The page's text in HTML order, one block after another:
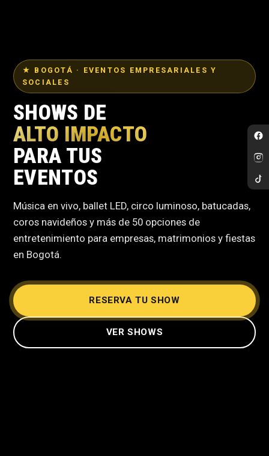
★ BOGOTÁ · EVENTOS EMPRESARIALES Y
SOCIALES
SHOWS DE
ALTO IMPACTO
PARA TUS
EVENTOS
Música en vivo, ballet LED, circo luminoso, batucadas,
coros navideños y más de 50 opciones de
entretenimiento para empresas, matrimonios y fiestas
en Bogotá.
RESERVA TU SHOW
VER SHOWS